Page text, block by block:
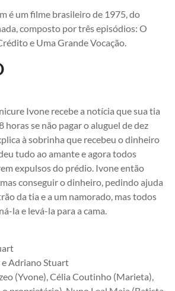
é um filme brasileiro de 1975, do
composto por três episódios: O
e Uma Grande Vocação.
Ivone recebe a notícia que sua tia
horas se não pagar o aluguel de dez
à sobrinha que recebeu o dinheiro
tudo ao amante e agora todos
expulsos do prédio. Ivone então
conseguir o dinheiro, pedindo ajuda
da tia e a um namorado, mas todos
la e levá-la para a cama.
Adriano Stuart
(Yvone), Célia Coutinho (Marieta),